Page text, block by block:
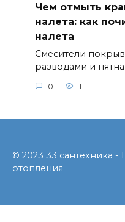
Чем отмыть
налета: как
налета
Смесители
разводами и
0 11
© 2023 33 сантехника -
отопления